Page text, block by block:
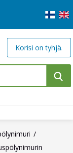
Korisi on tyhjä.